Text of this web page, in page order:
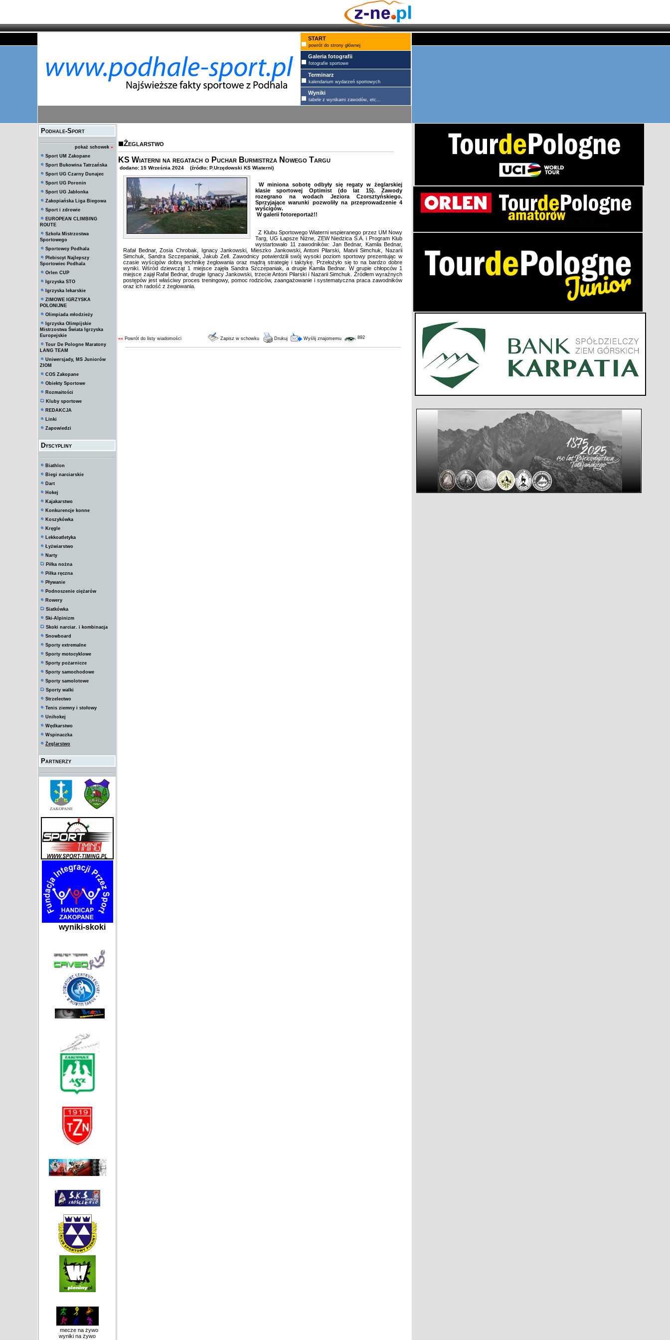
START
powrót do strony głównej
Galeria fotografii
fotografie sportowe
Terminarz
kalendarium wydarzeń sportowych
Wyniki
tabele z wynikami zawodów, etc...
Podhale-Sport
pokaż schowek »
Sport UM Zakopane
Sport Bukowina Tatrzańska
Sport UG Czarny Dunajec
Sport UG Poronin
Sport UG Jabłonka
Zakopiańska Liga Biegowa
Sport i zdrowie
EUROPEAN CLIMBING
ROUTE
Szkoła Mistrzostwa
Sportowego
Sportowcy Podhala
Plebiscyt Najlepszy
Sportowiec Podhala
Orlen CUP
Igrzyska STO
Igrzyska lekarskie
ZIMOWE IGRZYSKA
POLONIJNE
Olimpiada młodzieży
Igrzyska Olimpijskie
Mistrzostwa Świata Igrzyska
Europejskie
Tour De Pologne Maratony
LANG TEAM
Uniwersjady, MS Juniorów
ZIOM
COS Zakopane
Obiekty Sportowe
Rozmaitości
Kluby sportowe
REDAKCJA
Linki
Zapowiedzi
Dyscypliny
Biathlon
Biegi narciarskie
Dart
Hokej
Kajakarstwo
Konkurencje konne
Koszykówka
Kręgle
Lekkoatletyka
Łyżwiarstwo
Narty
Piłka nożna
Piłka ręczna
Pływanie
Podnoszenie ciężarów
Rowery
Siatkówka
Ski-Alpinizm
Skoki narciar. i kombinacja
Snowboard
Sporty extremalne
Sporty motocyklowe
Sporty pożarnicze
Sporty samochodowe
Sporty samolotowe
Sporty walki
Strzelectwo
Tenis ziemny i stołowy
Unihokej
Wędkarstwo
Wspinaczka
Żeglarstwo
Partnerzy
wyniki-skoki
mecze na żywo
wyniki na żywo
Żeglarstwo
KS Wiaterni na regatach o Puchar Burmistrza Nowego Targu
dodano: 15 Września 2024 (źródło: P.Urzędowski KS Wiaterni)
W miniona sobotę odbyły się regaty w żeglarskiej
klasie sportowej Optimist (do lat 15). Zawody
rozegrano na wodach Jeziora Czorsztyńskiego.
Sprzyjające warunki pozwoliły na przeprowadzenie 4
wyścigów.
W galerii fotoreportaż!!
Z Klubu Sportowego Wiaterni wspieranego przez UM Nowy
Targ, UG Łapsze Niżne, ZEW Niedzica S.A. i Program Klub
wystartowało 11 zawodników: Jan Bednar, Kamila Bednar,
Rafał Bednar, Zosia Chrobak, Ignacy Jankowski, Mieszko Jankowski, Antoni Pilarski, Matvii Simchuk, Nazarii
Simchuk, Sandra Szczepaniak, Jakub Zell. Zawodnicy potwierdzili swój wysoki poziom sportowy prezentując w
czasie wyścigów dobrą technikę żeglowania oraz mądrą strategię i taktykę. Przełożyło się to na bardzo dobre
wyniki. Wśród dziewcząt 1 miejsce zajęła Sandra Szczepaniak, a drugie Kamila Bednar. W grupie chłopców 1
miejsce zajął Rafał Bednar, drugie Ignacy Jankowski, trzecie Antoni Pilarski i Nazarii Simchuk. Źródłem wyraźnych
postępów jest właściwy proces treningowy, pomoc rodziców, zaangażowanie i systematyczna praca zawodników
oraz ich radość z żeglowania.
«« Powrót do listy wiadomości Zapisz w schowku Drukuj Wyślij znajomemu 892